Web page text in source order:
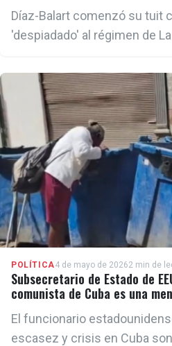
Díaz-Balart comenzó su tuit
'despiadado' al régimen de
derechos humanos".
POLÍTICA4 de mayo de 20262 min de
Subsecretario de Estado de
comunista de Cuba es una
El funcionario
escasez y crisis en Cuba